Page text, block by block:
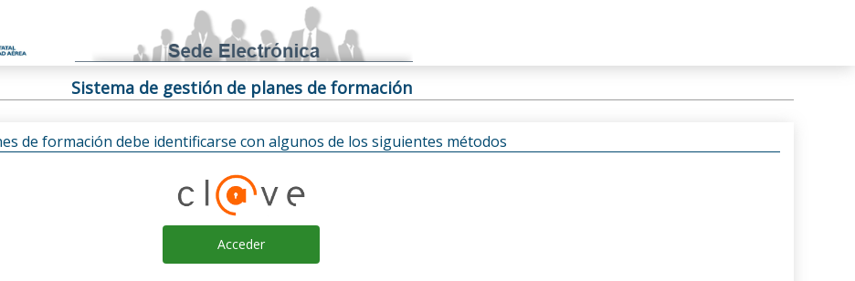
Sistema de gestión de planes de formación
de formación debe identificarse con algunos de los siguientes métodos
Acceder